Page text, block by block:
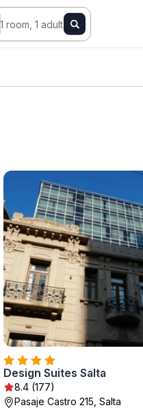
1 room, 1 adult
Design Suites Salta
8.4 (177)
Pasaje Castro 215, Salta